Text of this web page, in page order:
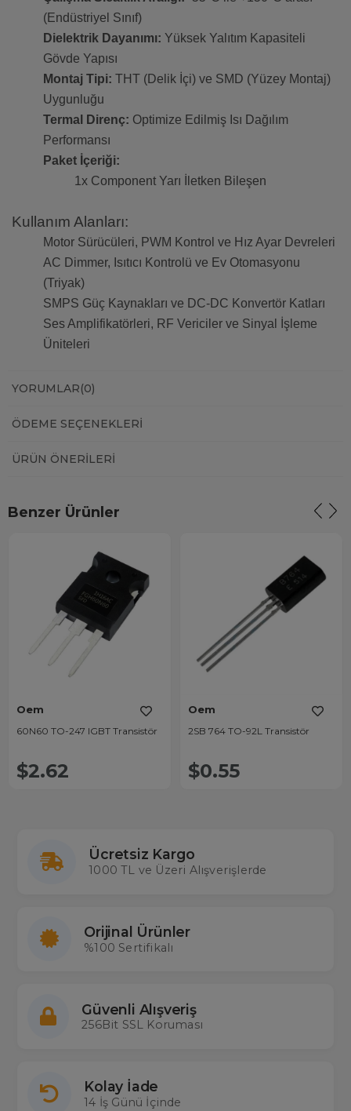
(Endüstriyel Sınıf)
Dielektrik Dayanımı: Yüksek Yalıtım Kapasiteli
Gövde Yapısı
Montaj Tipi: THT (Delik İçi) ve SMD (Yüzey Montaj)
Uygunluğu
Termal Direnç: Optimize Edilmiş Isı Dağılım
Performansı
Paket İçeriği:
1x Component Yarı İletken Bileşen
Kullanım Alanları:
Motor Sürücüleri, PWM Kontrol ve Hız Ayar Devreleri
AC Dimmer, Isıtıcı Kontrolü ve Ev Otomasyonu
(Triyak)
SMPS Güç Kaynakları ve DC-DC Konvertör Katları
Ses Amplifikatörleri, RF Vericiler ve Sinyal İşleme
Üniteleri
YORUMLAR(0)
ÖDEME SEÇENEKLERI
ÜRÜN ÖNERILERI
Benzer Ürünler
Oem
60N60 TO-247 IGBT Transistör
$2.62
Oem
2SB 764 TO-92L Transistör
$0.55
Ücretsiz Kargo
1000 TL ve Üzeri Alışverişlerde
Orijinal Ürünler
%100 Sertifikalı
Güvenli Alışveriş
256Bit SSL Koruması
Kolay İade
14 İş Günü İçinde